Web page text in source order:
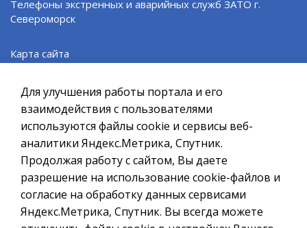
Телефоны экстренных и аварийных служб ЗАТО г.
Североморск
Карта сайта
Реализация инициативных проектов
Благоустройство общественных территорий
Военный комиссариат городов Североморск и
Островной Мурманской области
Ограничение торговли алкоголем
Официальный сайт ОМСУ муниципального
образования ЗАТО г.Североморск
При полном или частичном использовании материалов ссылка
на ресурс обязательна.
Если Вы обнаружили на странице ошибку, пожалуйста, выделите
курсором слово или фразу и нажмите сочетание клавиш
Ctrl+Enter
Политика в отношении обработки персональных данных
Создание сайта – Старт Икс
Для улучшения работы портала и его
взаимодействия с пользователями
используются файлы cookie и сервисы веб-
аналитики Яндекс.Метрика, Спутник.
Продолжая работу с сайтом, Вы даете
разрешение на использование cookie-файлов и
согласие на обработку данных сервисами
Яндекс.Метрика, Спутник. Вы всегда можете